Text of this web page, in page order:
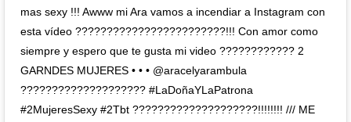
mas sexy !!! Awww mi Ara vamos a incendiar a Instagram con
esta vídeo ????????????????????????!!! Con amor como
siempre y espero que te gusta mi video ???????????? 2
GARNDES MUJERES • • • @aracelyarambula
???????????????????? #LaDoñaYLaPatrona
#2MujeresSexy #2Tbt ????????????????????!!!!!!!! /// ME